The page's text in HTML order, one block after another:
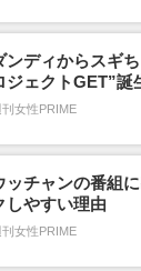
ンディからスギ
ジェクトGET”誕
刊女性PRIME
ッチャンの番組
しやすい理由
刊女性PRIME